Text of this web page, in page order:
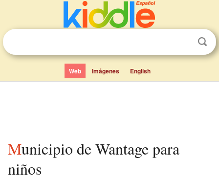
Web Imágenes English
Municipio de Wantage para
niños